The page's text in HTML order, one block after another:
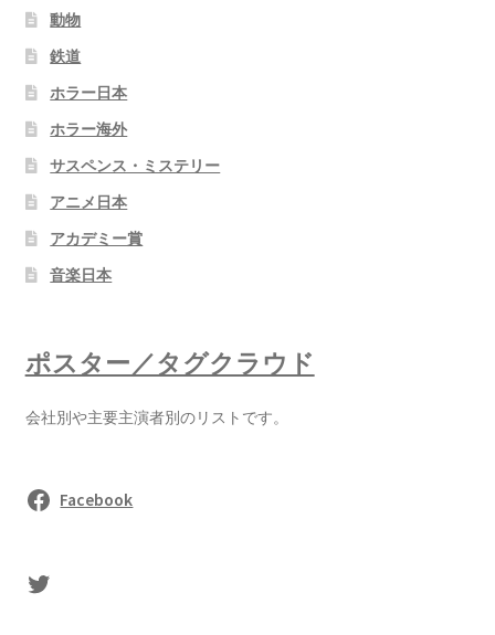
動物
鉄道
ホラー日本
ホラー海外
サスペンス・ミステリー
アニメ日本
アカデミー賞
音楽日本
ポスター／タグクラウド
会社別や主要主演者別のリストです。
Facebook
sasaki's Twitter